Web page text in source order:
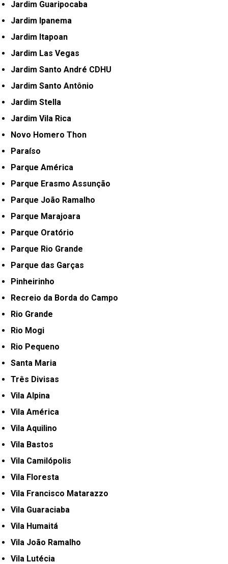
Jardim Guaripocaba
Jardim Ipanema
Jardim Itapoan
Jardim Las Vegas
Jardim Santo André CDHU
Jardim Santo Antônio
Jardim Stella
Jardim Vila Rica
Novo Homero Thon
Paraíso
Parque América
Parque Erasmo Assunção
Parque João Ramalho
Parque Marajoara
Parque Oratório
Parque Rio Grande
Parque das Garças
Pinheirinho
Recreio da Borda do Campo
Rio Grande
Rio Mogi
Rio Pequeno
Santa Maria
Três Divisas
Vila Alpina
Vila América
Vila Aquilino
Vila Bastos
Vila Camilópolis
Vila Floresta
Vila Francisco Matarazzo
Vila Guaraciaba
Vila Humaitá
Vila João Ramalho
Vila Lutécia